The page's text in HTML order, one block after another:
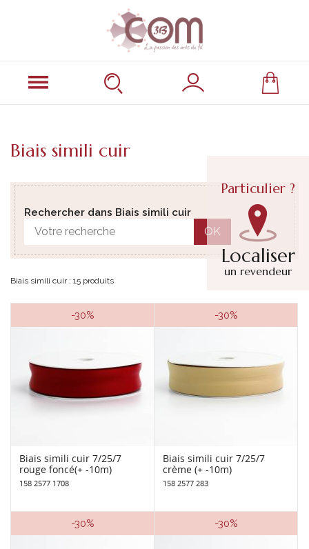
Particulier ?
Localiser
un revendeur
Biais simili cuir
Rechercher dans Biais simili cuir
OK
Biais simili cuir : 15 produits
-30%
Biais simili cuir 7/25/7
rouge foncé(+ -10m)
158 2577 1708
-30%
Biais simili cuir 7/25/7
crème (+ -10m)
158 2577 283
-30% -30%